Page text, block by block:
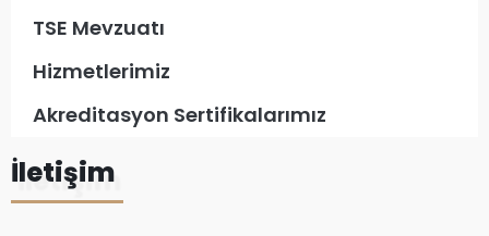
TSE Mevzuatı
Hizmetlerimiz
Akreditasyon Sertifikalarımız
İletişim